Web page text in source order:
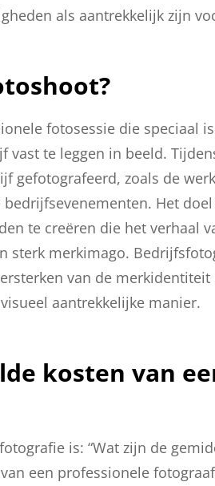
als aantrekkelijk zijn
fotosessie die speciaal
vast te leggen in beeld.
gefotografeerd, zoals de
Het
te creëren die het verhaal
sterk merkimago.
van de
aantrekkelijke manier.
kosten van
is: “Wat zijn de
een professionele